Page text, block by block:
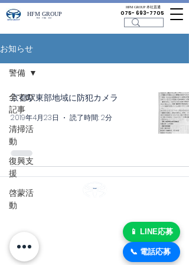
📱 LINE応募
📞 電話応募
HFM GROUP
HFM GROUP 本社直通
075- 693-7705
お知らせ
全ての
記事
清掃活
動
復興支
援
啓蒙活
動
警備
京都駅東部地域に防犯カメラ
2019年4月23日 読了時間: 2分